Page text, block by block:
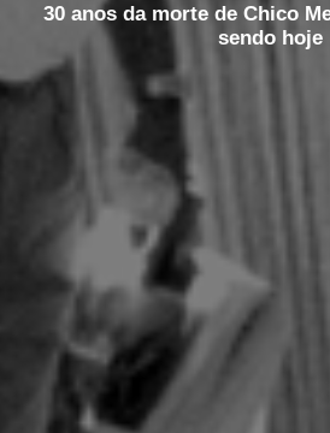
30 anos da morte de Chico
sendo hoje